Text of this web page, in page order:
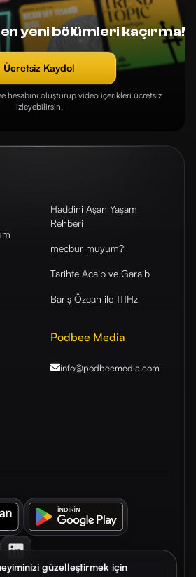
güzelleştirmek için
yeni bölümleri kaçırma!
Ücretsiz Kaydol
hesabını oluşturup video içerikleri ücretsiz
izleyebilirsin.
Haddini Aşan Yaşam
Rehberi
mecbur muyum?
Tarihte Acaib ve Garaib
Barış Özcan ile 111Hz
Podbee Media
info@podbeemedia.com